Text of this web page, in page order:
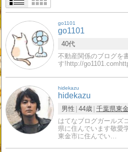
go1101
go1101
40代
不動産関係のブログを
す!http://
hidekazu
hidekazu
男性 44歳 千葉県東
はてなブログガールズ
県に住んでいます敬愛
東金市に住んでい…